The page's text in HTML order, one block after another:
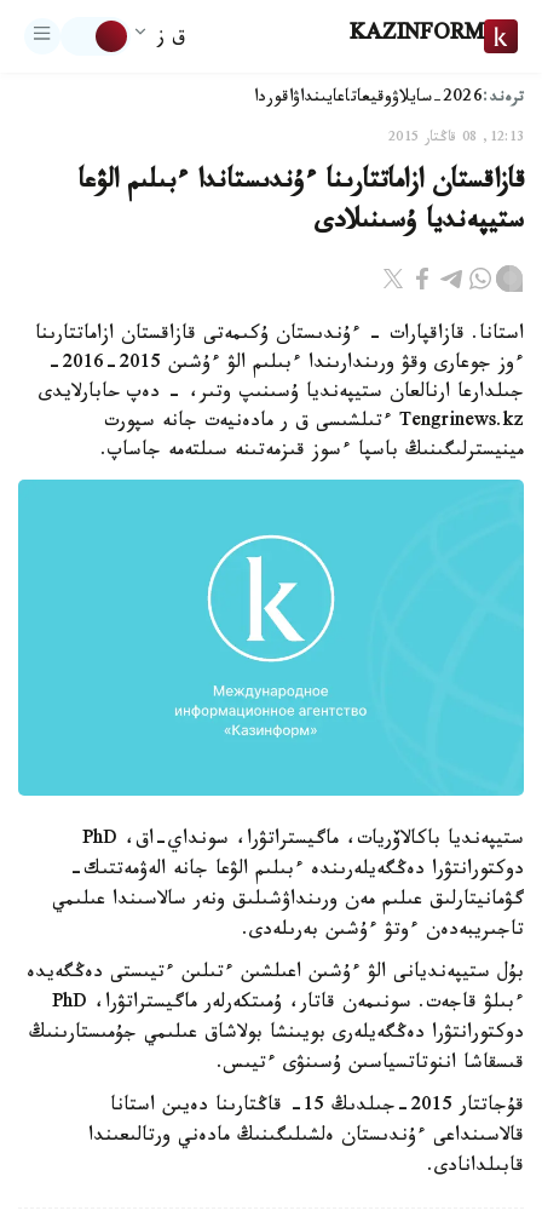
KAZINFORM ق ز
ترەند:2026-سايلاۋ وقيعاتاعايىنداۋاقوردا
12:13, 08 قاڭتار 2015
قازاقستان ازاماتتارىنا ءۇندىستاندا ءبىلىم الۋعا
ستيپەنديا ۇسىنىلادى
استانا. قازاقپارات - ءۇندىستان ۇكىمەتى قازاقستان ازاماتتارىنا
ءوز جوعارى وقۋ ورىندارىندا ءبىلىم الۋ ءۇشىن 2015-2016-
جىلدارعا ارنالعان ستيپەنديا ۇسىنىپ وتىر، - دەپ حابارلايدى
Tengrinews.kz ءتىلشىسى ق ر مادەنيەت جانە سپورت
مينيسترلىگىنىڭ باسپا ءسوز قىزمەتىنە سىلتەمە جاساپ.
ستيپەنديا باكالاۆريات، ماگيستراتۋرا، سونداي-اق، PhD
دوكتورانتۋرا دەڭگەيلەرىندە ءبىلىم الۋعا جانە الەۋمەتتىك-
گۋمانيتارلىق عىلىم مەن ورىنداۋشىلىق ونەر سالاسىندا عىلىمي
تاجىريبەدەن ءوتۋ ءۇشىن بەرىلەدى.
بۇل ستيپەنديانى الۋ ءۇشىن اعىلشىن ءتىلىن ءتيىستى دەڭگەيدە
ءبىلۋ قاجەت. سونىمەن قاتار، ۇمىتكەرلەر ماگيستراتۋرا، PhD
دوكتورانتۋرا دەڭگەيلەرى بويىنشا بولاشاق عىلىمي جۇمىستارىنىڭ
قىسقاشا اننوتاتسياسىن ۇسىنۋى ءتيىس.
قۇجاتتار 2015-جىلدىڭ 15- قاڭتارىنا دەيىن استانا
قالاسىنداعى ءۇندىستان ەلشىلىگىنىڭ مادەني ورتالىعىندا
قابىلدانادى.